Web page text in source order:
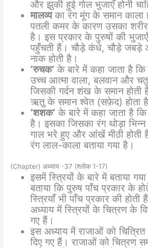
और झुकी हुई गोल भुजाएँ होनी
मालव्यका रंग मूंग के समान काला
पतली कमर के कारण उसका शरीर
है। इस प्रकार के पुरुषों की
पहुँचती हैं। चौड़े कंधे, चौड़े जबड़े
नाक होती है।
‘रुचक’ के बारे में कहा जाता है कि
उच्च आत्मा वाला, बलवान और
जिसकी गर्दन शंख के समान
ऋतु के समान श्वेत (सफ़ेद) होता
‘शशक’ के बारे में कहा जाता है
है। इसका जिसका रंग थोड़ा
गाल भरे हुए और आंखें मीठी होती
रंग लाल-काला बताया गया है।
(Chapter) अध्याय -37 (श्लोक 1-17)
इसमें स्त्रियों के बारे में बताया
बताया कि पुरुष पाँच प्रकार के
स्त्रियाँ भी पाँच प्रकार की
अध्याय में स्त्रियों के चित्रण के
गए हैं।
इस अध्याय में राजाओं को
दिए गए हैं। राजाओं को चित्रण